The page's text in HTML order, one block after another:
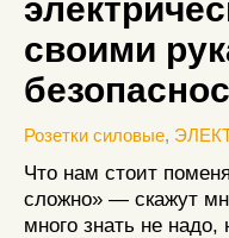
своими
Розетки силовые,
Что нам стоит
сложно» — скажут
много знать не